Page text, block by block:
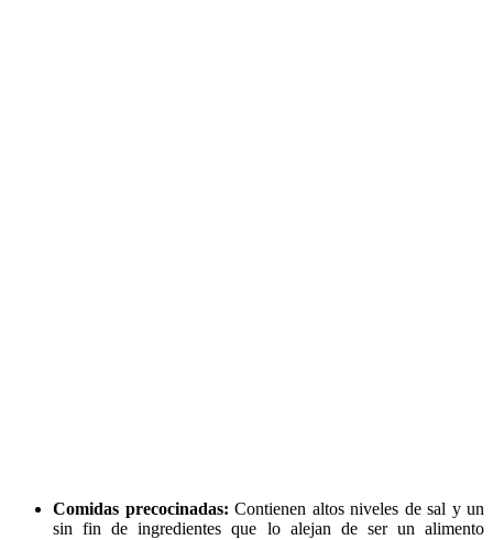
Comidas precocinadas: Contienen altos niveles de sal y un
sin fin de ingredientes que lo alejan de ser un alimento